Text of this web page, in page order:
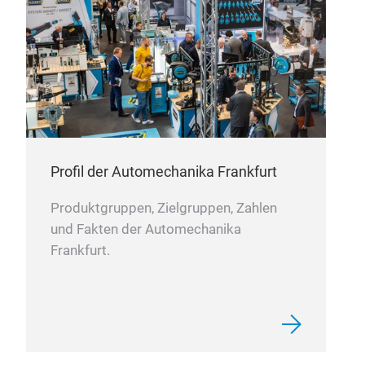
Profil der Automechanika Frankfurt
Produktgruppen, Zielgruppen, Zahlen
und Fakten der Automechanika
Frankfurt.